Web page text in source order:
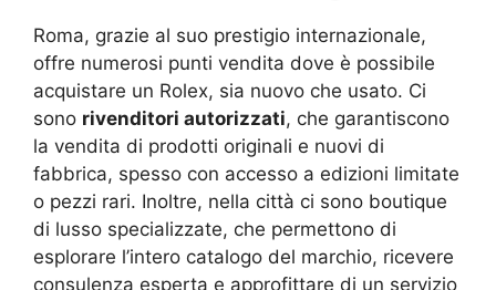
Roma, grazie al suo prestigio internazionale,
offre numerosi punti vendita dove è possibile
acquistare un Rolex, sia nuovo che usato. Ci
sono rivenditori autorizzati, che garantiscono
la vendita di prodotti originali e nuovi di
fabbrica, spesso con accesso a edizioni limitate
o pezzi rari. Inoltre, nella città ci sono boutique
di lusso specializzate, che permettono di
esplorare l’intero catalogo del marchio, ricevere
consulenza esperta e approfittare di un servizio